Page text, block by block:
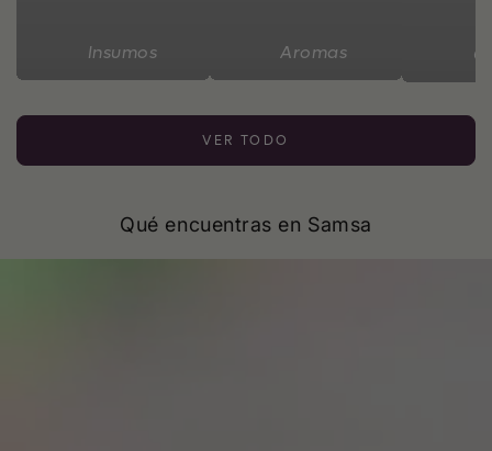
Insumos Aromas
VER TODO
Qué encuentras en Samsa